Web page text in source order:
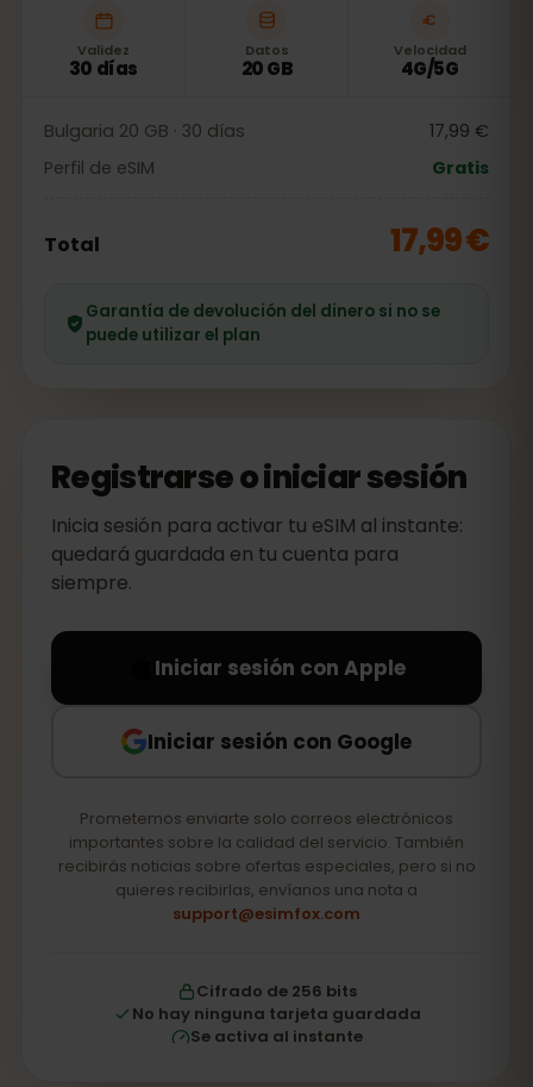
Validez
30 días
Datos
20 GB
Velocidad
4G/5G
Bulgaria 20 GB · 30 días
17,99 €
Perfil de eSIM
Gratis
Total 17,99 €
Garantía de devolución del dinero si no se
puede utilizar el plan
Registrarse o iniciar sesión
Inicia sesión para activar tu eSIM al instante:
quedará guardada en tu cuenta para
siempre.
Iniciar sesión con Apple
Iniciar sesión con Google
Prometemos enviarte solo correos electrónicos
importantes sobre la calidad del servicio. También
recibirás noticias sobre ofertas especiales, pero si no
quieres recibirlas, envíanos una nota a
support@esimfox.com
Cifrado de 256 bits
No hay ninguna tarjeta guardada
Se activa al instante